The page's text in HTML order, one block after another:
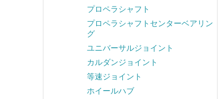
プロペラシャフト
プロペラシャフトセンターベアリン
グ
ユニバーサルジョイント
カルダンジョイント
等速ジョイント
ホイールハブ